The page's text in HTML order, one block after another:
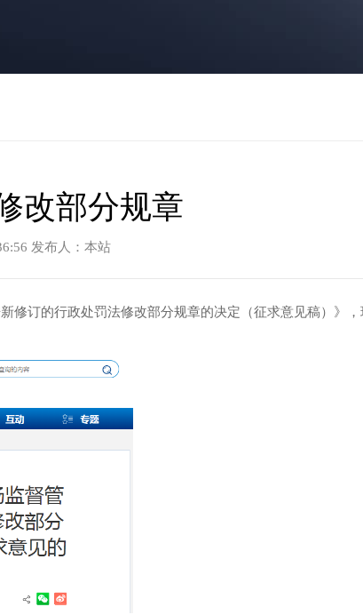
改部分规章
发布人：本站
订的行政处罚法修改部分规章的决定（征求意见稿）》